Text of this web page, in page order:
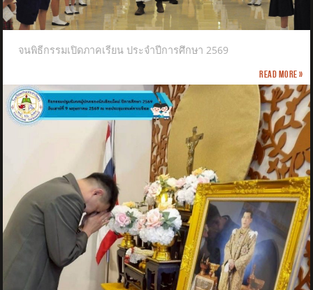
จนพิธีกรรมเปิดภาคเรียน ประจำปีการศึกษา 2569
Read more »